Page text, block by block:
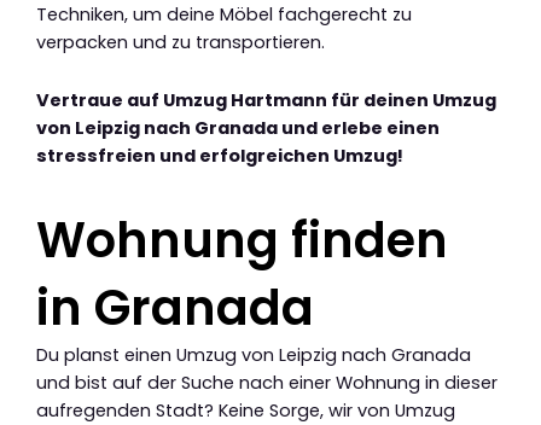
Techniken, um deine Möbel fachgerecht zu
verpacken und zu transportieren.
Vertraue auf Umzug Hartmann für deinen Umzug
von Leipzig nach Granada und erlebe einen
stressfreien und erfolgreichen Umzug!
Wohnung finden
in Granada
Du planst einen Umzug von Leipzig nach Granada
und bist auf der Suche nach einer Wohnung in dieser
aufregenden Stadt? Keine Sorge, wir von Umzug